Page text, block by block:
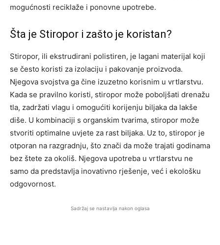
mogućnosti reciklaže i ponovne upotrebe.
Šta je Stiropor i zašto je koristan?
Stiropor, ili ekstrudirani polistiren, je lagani materijal koji
se često koristi za izolaciju i pakovanje proizvoda.
Njegova svojstva ga čine izuzetno korisnim u vrtlarstvu.
Kada se pravilno koristi, stiropor može poboljšati drenažu
tla, zadržati vlagu i omogućiti korijenju biljaka da lakše
diše. U kombinaciji s organskim tvarima, stiropor može
stvoriti optimalne uvjete za rast biljaka. Uz to, stiropor je
otporan na razgradnju, što znači da može trajati godinama
bez štete za okoliš. Njegova upotreba u vrtlarstvu ne
samo da predstavlja inovativno rješenje, već i ekološku
odgovornost.
Sadržaj se nastavlja nakon oglasa